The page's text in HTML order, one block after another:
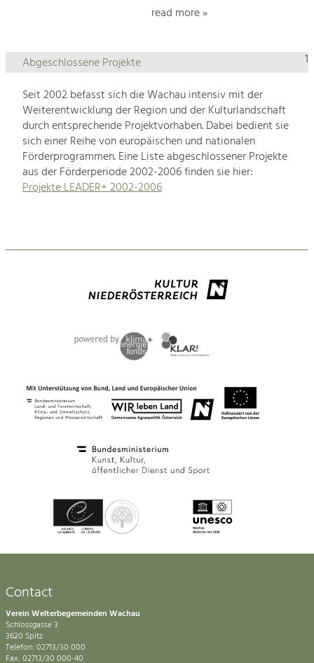
read more »
1
Abgeschlossene Projekte
Seit 2002 befasst sich die Wachau intensiv mit der
Weiterentwicklung der Region und der Kulturlandschaft
durch entsprechende Projektvorhaben. Dabei bedient sie
sich einer Reihe von europäischen und nationalen
Förderprogrammen. Eine Liste abgeschlossener Projekte
aus der Förderperiode 2002-2006 finden sie hier:
Projekte LEADER+ 2002-2006
Contact
Verein Welterbegemeinden Wachau
Schlossgasse 3
3620 Spitz
Telefon: 02713/30 000
Fax: 02713/30 000-40